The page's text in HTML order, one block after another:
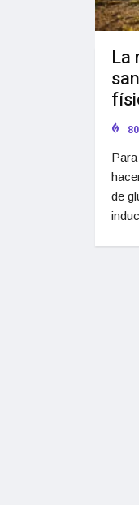
La
de